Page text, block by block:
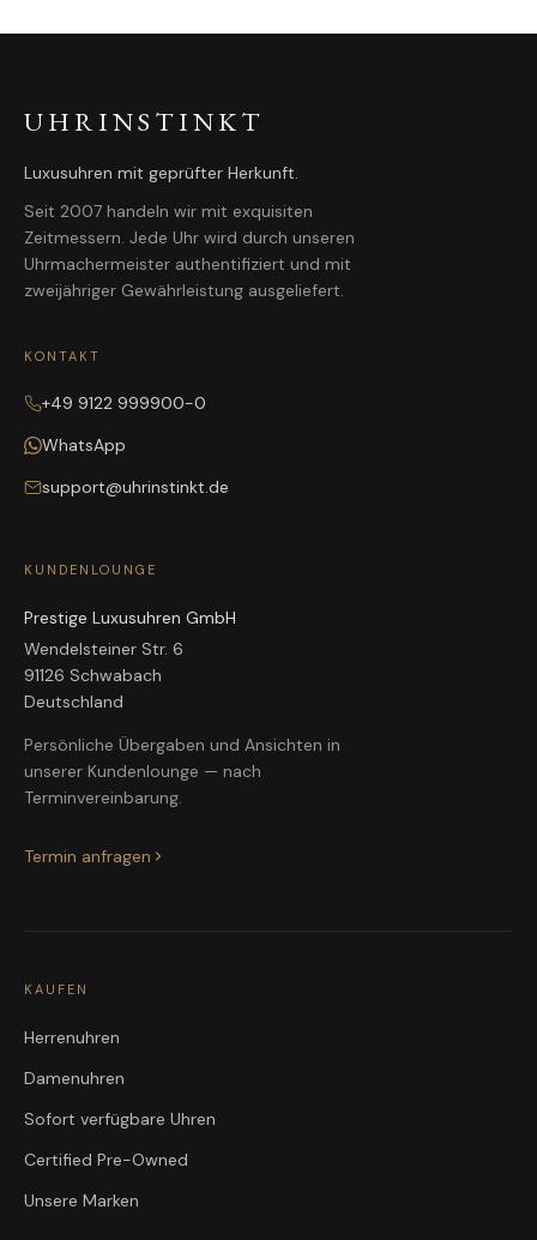
UHRINSTINKT
Luxusuhren mit geprüfter Herkunft.
Seit 2007 handeln wir mit exquisiten
Zeitmessern. Jede Uhr wird durch unseren
Uhrmachermeister authentifiziert und mit
zweijähriger Gewährleistung ausgeliefert.
KONTAKT
+49 9122 999900-0
WhatsApp
support@uhrinstinkt.de
KUNDENLOUNGE
Prestige Luxusuhren GmbH
Wendelsteiner Str. 6
91126 Schwabach
Deutschland
Persönliche Übergaben und Ansichten in
unserer Kundenlounge — nach
Terminvereinbarung.
Termin anfragen
KAUFEN
Herrenuhren
Damenuhren
Sofort verfügbare Uhren
Certified Pre-Owned
Unsere Marken